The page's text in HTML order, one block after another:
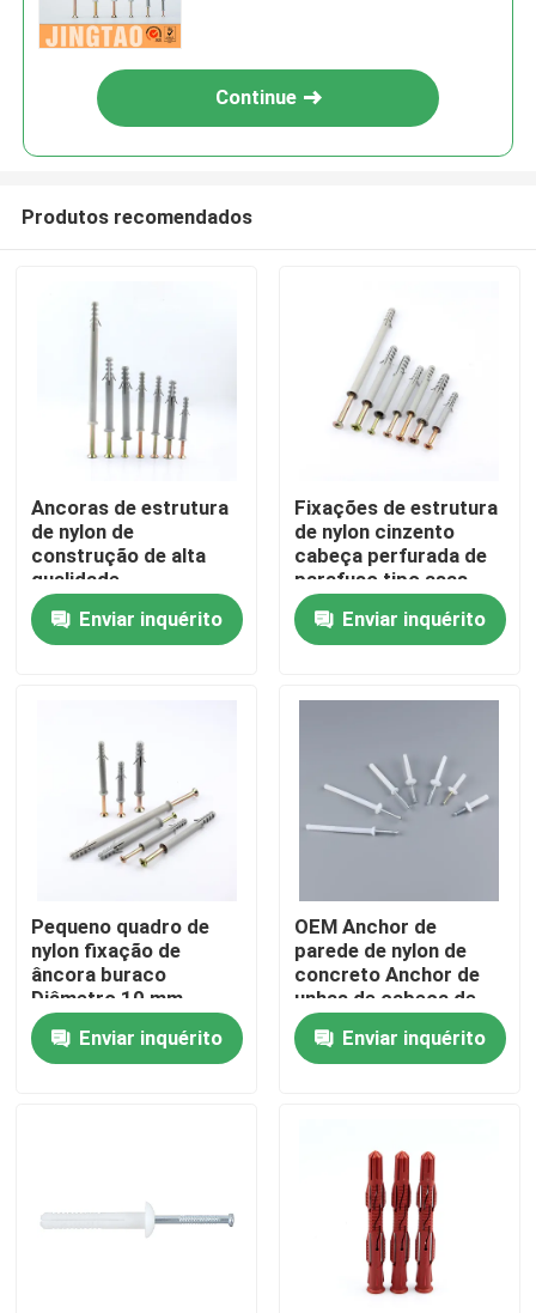
Casa
Vídeos
Quem Somos
Fábrica
Controle de Qualidade
Ancoras para parede de nylon
Continue
Produtos recomendados
Ancoras de estrutura
de nylon de
construção de alta
qualidade
Martelamento de
martelos de nylon para
fixação de parafusos
Enviar inquérito
Fixações de estrutura
de nylon cinzento
cabeça perfurada de
parafuso tipo asas
únicas
Enviar inquérito
Pequeno quadro de
nylon fixação de
âncora buraco
Diâmetro 10 mm
comprimento 100 mm
Enviar inquérito
OEM Anchor de
parede de nylon de
concreto Anchor de
unhas de cabeça de
cogumelo branco
Enviar inquérito